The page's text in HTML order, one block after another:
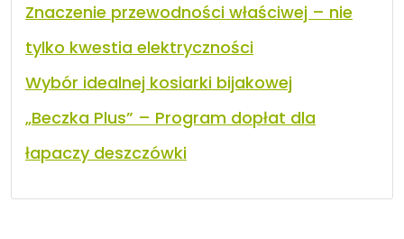
Znaczenie przewodności właściwej – nie
tylko kwestia elektryczności
Wybór idealnej kosiarki bijakowej
„Beczka Plus” – Program dopłat dla
łapaczy deszczówki